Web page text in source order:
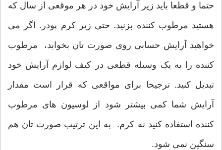
حتما و قطعا باید زیر آرایش خود در هر موقعی از سال که
هستید مرطوب کننده بزنید. حتی زیر کرم پودر. اگر می
خواهید آرایش حسابی روی صورت تان بخوابد، مرطوب
کننده را به یک وسیله قطعی در کیف لوازم آرایش خود
تبدیل کنید. ترجیحا برای مواقعی که قرار است مقدار
آرایش شما کمی بیشتر شود از لوسیون های مرطوب
کننده استفاده کنید نه کرم. به این ترتیب صورت تان هم
سنگین نمی شود.